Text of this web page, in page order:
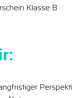
Klasse B